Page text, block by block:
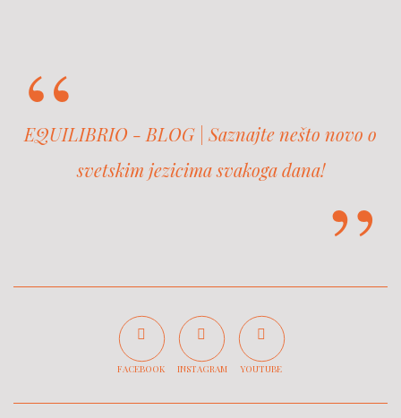
EQUILIBRIO - BLOG | Saznajte nešto novo o
svetskim jezicima svakoga dana!
FACEBOOK INSTAGRAM YOUTUBE